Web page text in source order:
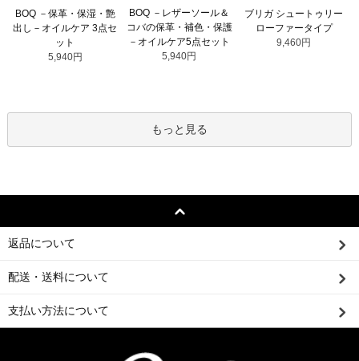
BOQ －保革・保湿・艶
出し－オイルケア 3点セ
ット
5,940円
BOQ －レザーソール＆
コバの保革・補色・保護
－オイルケア5点セット
5,940円
ブリガ シュートゥリー
ローファータイプ
9,460円
もっと見る
返品について
配送・送料について
支払い方法について